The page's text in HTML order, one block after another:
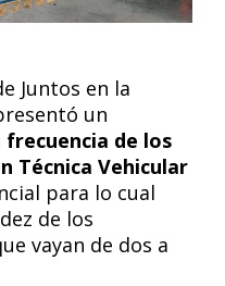
Juntos en la
un
frecuencia de los
Técnica Vehicular
para lo cual
de los
vayan de dos a